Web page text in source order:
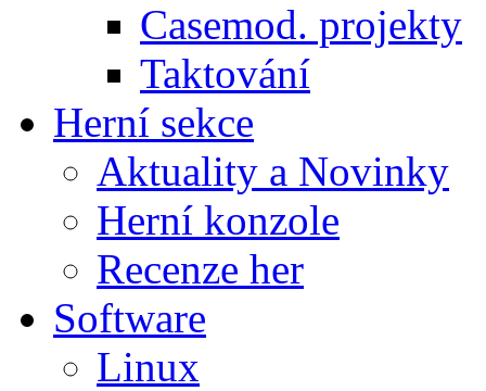
Casemod. projekty
Taktování
Herní sekce
Aktuality a Novinky
Herní konzole
Recenze her
Software
Linux